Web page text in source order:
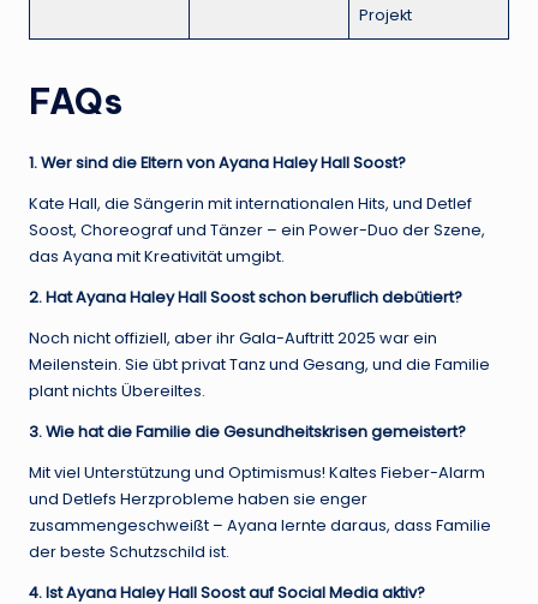
Projekt
FAQs
1. Wer sind die Eltern von Ayana Haley Hall Soost?
Kate Hall, die Sängerin mit internationalen Hits, und Detlef
Soost, Choreograf und Tänzer – ein Power-Duo der Szene,
das Ayana mit Kreativität umgibt.
2. Hat Ayana Haley Hall Soost schon beruflich debütiert?
Noch nicht offiziell, aber ihr Gala-Auftritt 2025 war ein
Meilenstein. Sie übt privat Tanz und Gesang, und die Familie
plant nichts Übereiltes.
3. Wie hat die Familie die Gesundheitskrisen gemeistert?
Mit viel Unterstützung und Optimismus! Kaltes Fieber-Alarm
und Detlefs Herzprobleme haben sie enger
zusammengeschweißt – Ayana lernte daraus, dass Familie
der beste Schutzschild ist.
4. Ist Ayana Haley Hall Soost auf Social Media aktiv?